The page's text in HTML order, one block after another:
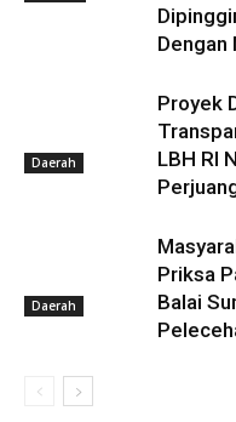
Dengan
Daerah
Proyek
LBH RI
Daerah
Priksa
Balai